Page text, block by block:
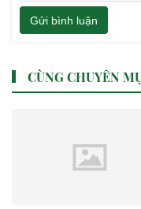
Gửi bình luận
CÙNG CHUYÊN